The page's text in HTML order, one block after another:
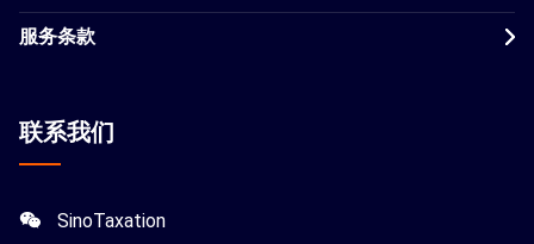
服务条款
联系我们
SinoTaxation